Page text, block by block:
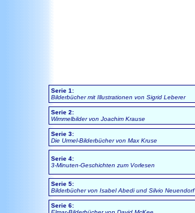
Serie 1:
Bilderbücher mit Illustrationen von Sigrid Leberer
Serie 2:
Wimmelbilder von Joachim Krause
Serie 3:
Die Urmel-Bilderbücher von Max Kruse
Serie 4:
3-Minuten-Geschichten zum Vorlesen
Serie 5:
Bilderbücher von Isabel Abedi und Silvio Neuendorf
Serie 6: